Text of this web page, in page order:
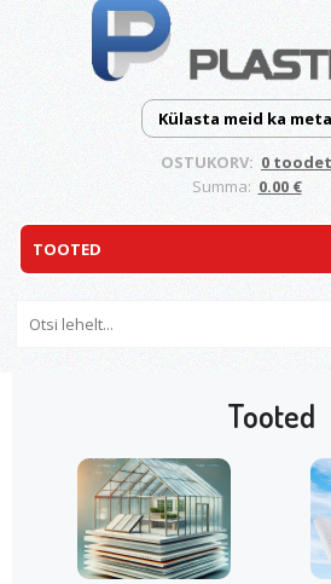
Külasta meid ka
OSTUKORV: 0 toodet
Summa: 0.00 €
Tooted